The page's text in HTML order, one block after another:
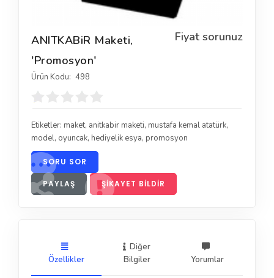
Fiyat sorunuz
ANITKABiR Maketi,
'Promosyon'
Ürün Kodu: 498
Etiketler: maket, anitkabir maketi, mustafa kemal atatürk,
model, oyuncak, hediyelik esya, promosyon
SORU SOR
PAYLAŞ ŞIKAYET BILDIR
Özellikler
Diğer
Bilgiler
Yorumlar